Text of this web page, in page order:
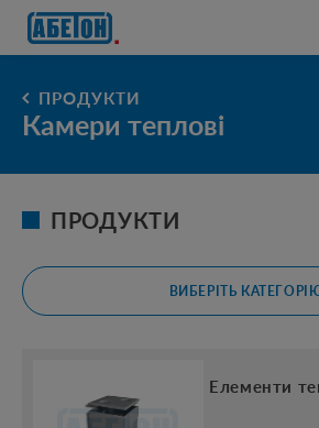
очисні споруди
ПРОДУКТИ
Камери теплові
ПРОДУКТИ
ВИБЕРІТЬ
Елементи